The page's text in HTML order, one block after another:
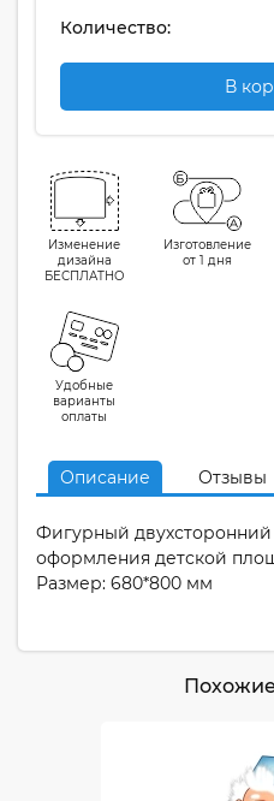
Количество:
В
Изменение
дизайна
БЕСПЛАТНО
Изготовление
от 1 дня
Удобные
варианты
оплаты
Описание Отзывы
Фигурный двухсторонний
оформления детской
Размер: 680*800 мм